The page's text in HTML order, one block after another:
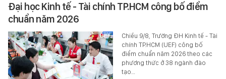
Đại học Kinh tế - Tài chính TP.HCM công bố điểm
chuẩn năm 2026
Chiều 9/8, Trường ĐH Kinh tế - Tài
chính TP.HCM (UEF) công bố
điểm chuẩn năm 2026 theo các
phương thức ở 38 ngành đào
tạo…